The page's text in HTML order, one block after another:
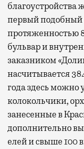
первый подобный
протяженностью
бульвар и
заказником
насчитывается
года здесь
колокольчики,
занесенные в
дополнительно
елей и свыше 100